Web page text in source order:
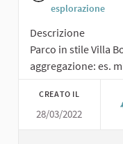
esplorazione
Descrizione
Parco in stile Villa
aggregazione: es.
CREATO IL
28/03/2022